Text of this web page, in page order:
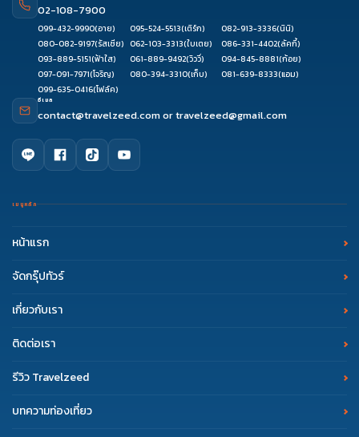
02-108-7900
099-432-9990(อาย) 095-524-5513(เติร์ก) 082-913-3336(นินิ)
080-082-9197(รัสเซีย) 062-103-3313(ใบเตย) 086-331-4402(ลัคกี้)
093-889-5151(ฟ้าใส) 061-889-9492(วิววี่) 094-845-8881(ก้อย)
097-091-7971(โจริญ) 080-394-3310(เก็บ) 081-639-8333(แอม)
099-635-0416(โฟล์ค)
อีเมล
contact@travelzeed.comortravelzeed@gmail.com
เมนูหลัก
หน้าแรก
จัดกรุ๊ปทัวร์
เกี่ยวกับเรา
ติดต่อเรา
รีวิว Travelzeed
บทความท่องเที่ยว